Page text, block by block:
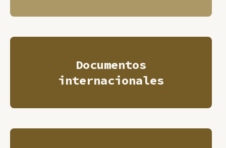
Documentos
internacionales